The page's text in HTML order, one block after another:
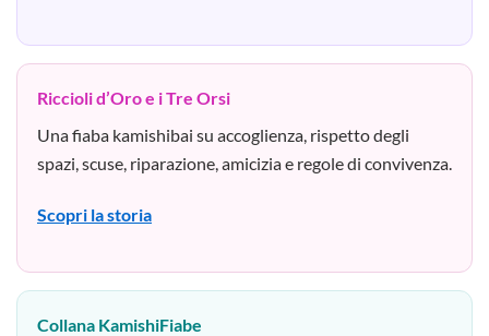
Riccioli d’Oro e i Tre Orsi
Una fiaba kamishibai su accoglienza, rispetto degli
spazi, scuse, riparazione, amicizia e regole di convivenza.
Scopri la storia
Collana KamishiFiabe